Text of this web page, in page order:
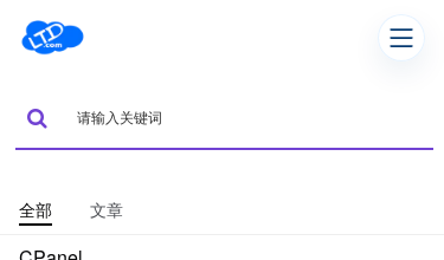
全部 文章